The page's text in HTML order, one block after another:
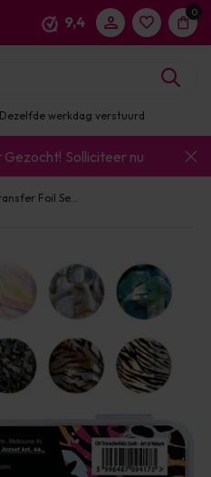
9,4
0
werkdag verstuurd
Solliciteer nu
Foil Se...